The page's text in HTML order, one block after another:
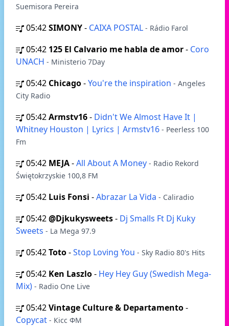
Suemisora Pereira
05:42SIMONY- CAIXA POSTAL - Rádio Farol
05:42 125 El Calvario me habla de amor- Coro
UNACH - Ministerio 7Day
05:42 Chicago-You're the inspiration - Angeles
Сity Radio
05:42Armstv16- Didn't We Almost Have It |
Whitney Houston | Lyrics | Armstv16 - Peerless 100
Fm
05:42 MEJA-All About A Money - Radio Rekord
Świętokrzyskie 100,8 FM
05:42 Luis Fonsi -Abrazar La Vida - Caliradio
05:42@Djkukysweets- Dj Smalls Ft Dj Kuky
Sweets - La Mega 97.9
05:42Toto-Stop Loving You - Sky Radio 80's Hits
05:42 Ken Laszlo- Hey Hey Guy (Swedish Mega-
Mix) - Radio One Live
05:42Vintage Culture & Departamento-
Copycat - Кісс ФМ